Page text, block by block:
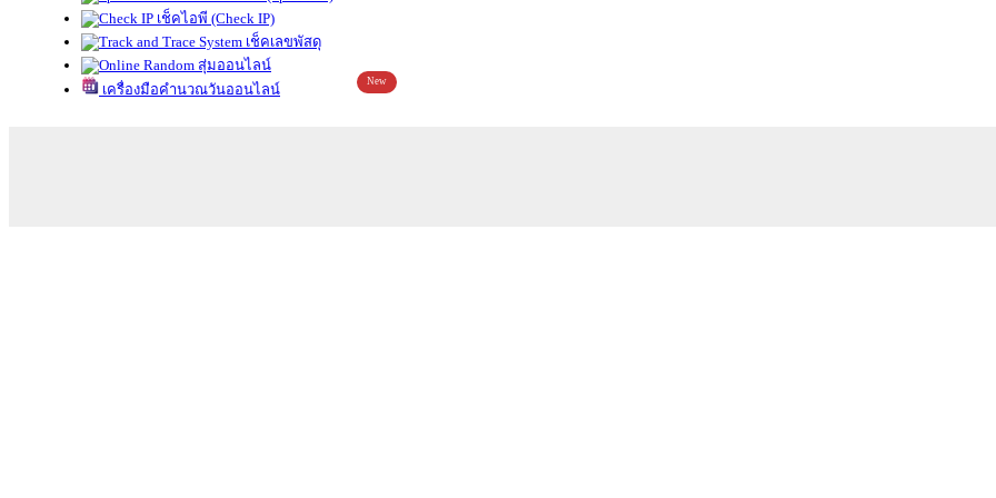
เช็คไอพี (Check IP)
เช็คเลขพัสดุ
สุ่มออนไลน์
เครื่องมือคำนวณวันออนไลน์
New